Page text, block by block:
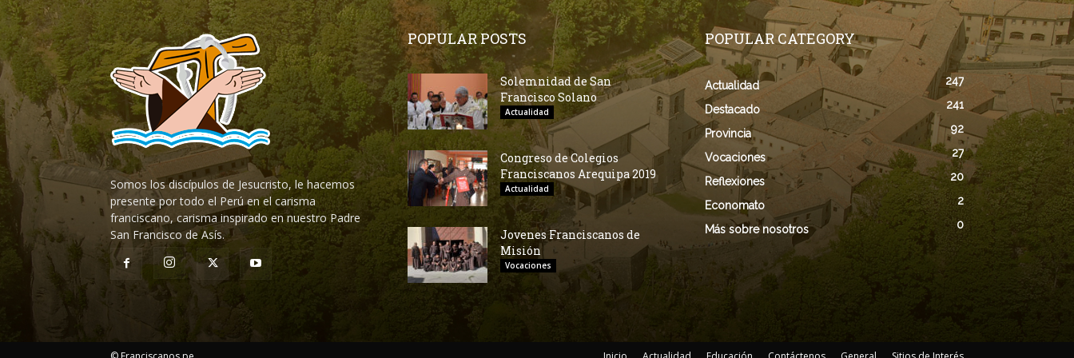
Somos los discípulos de Jesucristo, le hacemos
presente por todo el Perú en el carisma
franciscano, carisma inspirado en nuestro Padre
San Francisco de Asís.
POPULAR POSTS
Solemnidad de San
Francisco Solano
Actualidad
Congreso de Colegios
Franciscanos Arequipa 2019
Actualidad
Jovenes Franciscanos de
Misión
Vocaciones
POPULAR CATEGORY
Actualidad 247
Destacado 241
Provincia 92
Vocaciones 27
Reflexiones 20
Economato 2
Más sobre nosotros 0